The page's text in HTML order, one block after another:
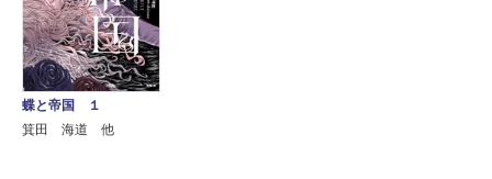
蝶と帝国 １
箕田 海道 他